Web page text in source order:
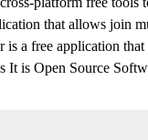
that allows join
a free application
is Open Source